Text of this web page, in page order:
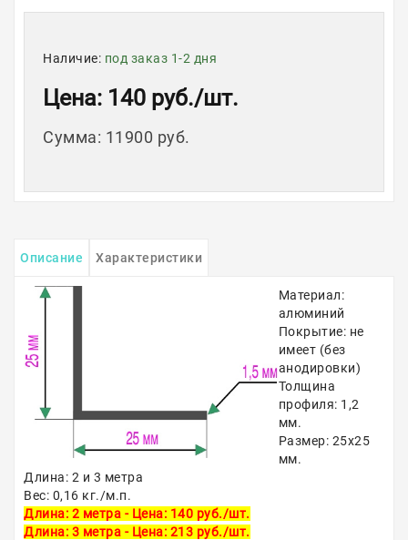
Наличие: под заказ 1-2 дня
Цена: 140 руб./шт.
Сумма: 11900 руб.
Описание Характеристики
Материал:
алюминий
Покрытие: не
имеет (без
анодировки)
Толщина
профиля: 1,2
мм.
Размер: 25х25
мм.
Длина: 2 и 3 метра
Вес: 0,16 кг./м.п.
Длина: 2 метра - Цена: 140 руб./шт.
Длина: 3 метра - Цена: 213 руб./шт.